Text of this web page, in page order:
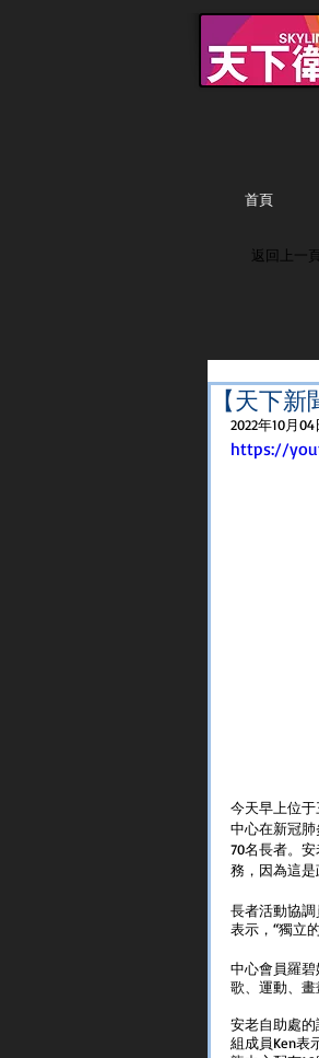
首頁
返回上一
【天下
2022年10月
https://
今天早上位
中心在新冠
70名長者。
務，因為這
長者活動協
表示，“獨
中心會員羅
歌、運動、
安老自助處
組成員Ken表